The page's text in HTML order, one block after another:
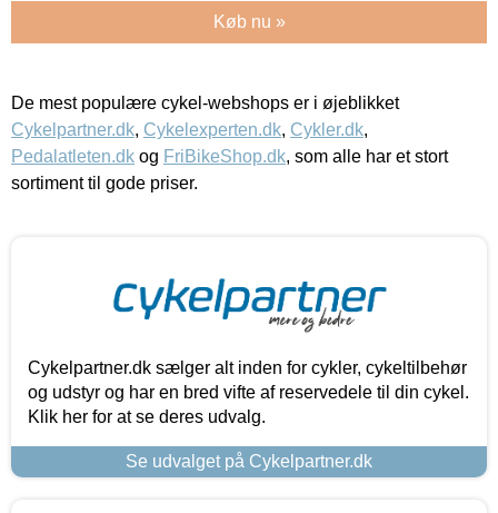
Køb nu »
De mest populære cykel-webshops er i øjeblikket
Cykelpartner.dk, Cykelexperten.dk, Cykler.dk,
Pedalatleten.dk og FriBikeShop.dk, som alle har et stort
sortiment til gode priser.
Cykelpartner.dk sælger alt inden for cykler, cykeltilbehør
og udstyr og har en bred vifte af reservedele til din cykel.
Klik her for at se deres udvalg.
Se udvalget på Cykelpartner.dk